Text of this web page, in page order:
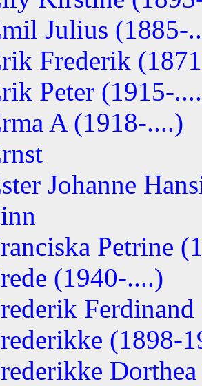
Julius (1885-
Frederik
Peter (1915-
A (1918-....)
Johanne
Petrine
(1940-....)
(1898-
Dorthea